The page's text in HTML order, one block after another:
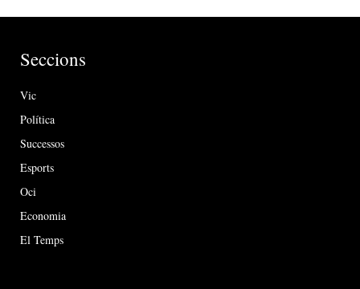
Seccions
Vic
Política
Successos
Esports
Oci
Economia
El Temps